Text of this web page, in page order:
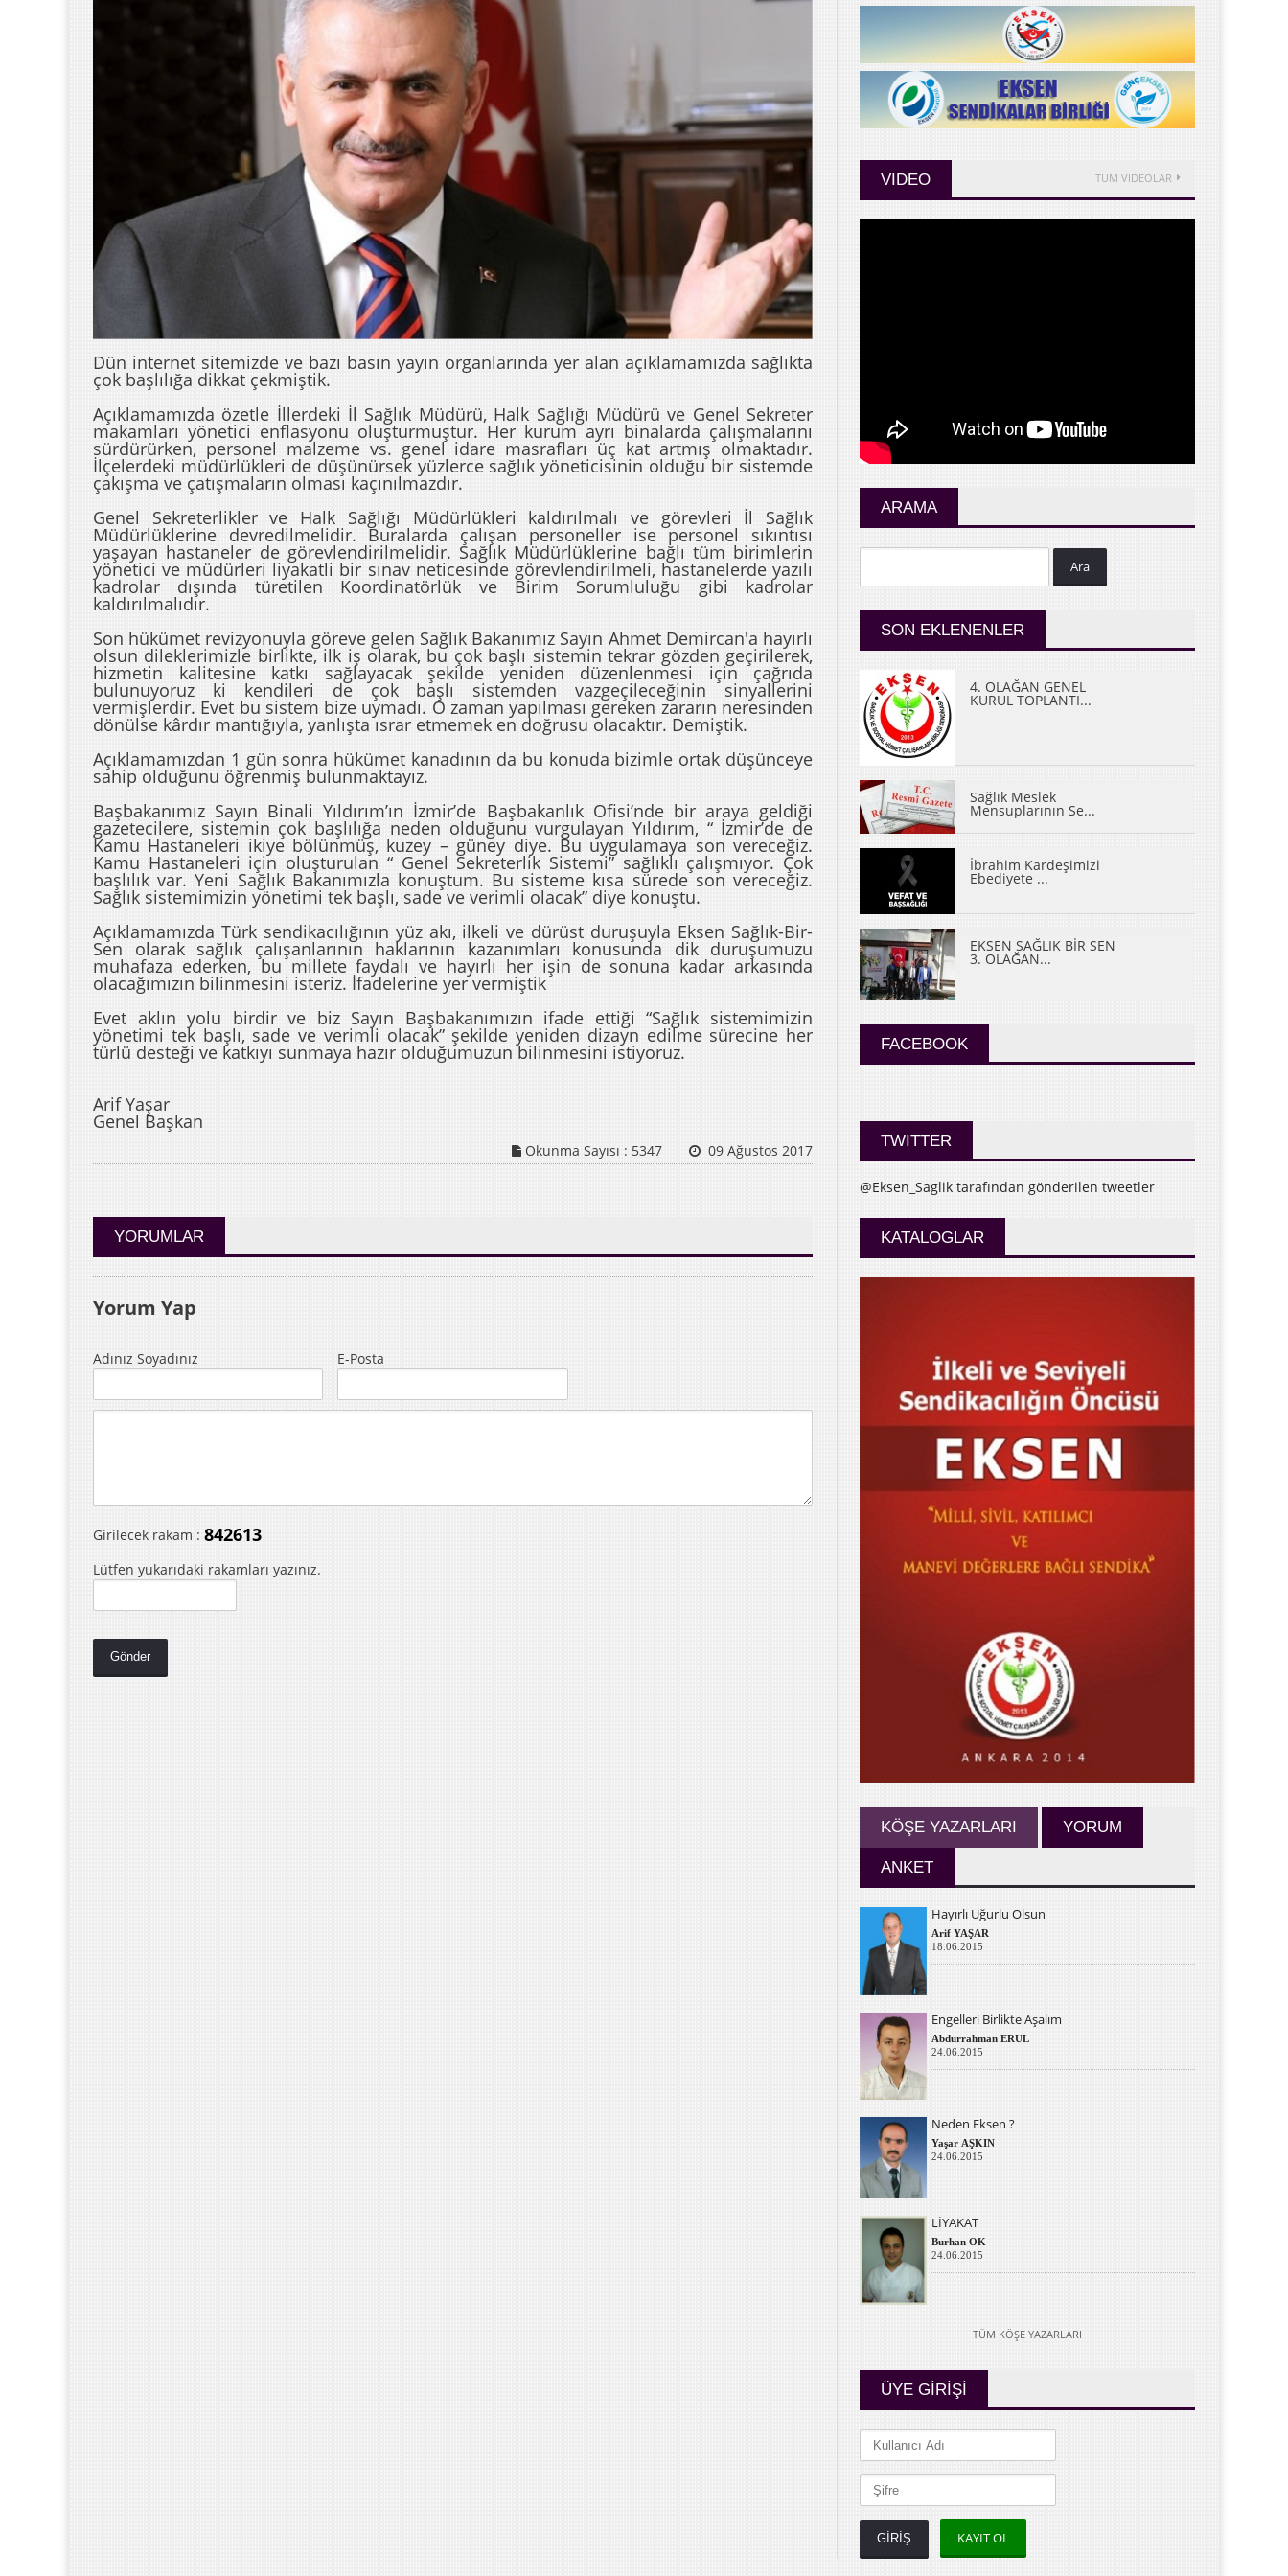
Dün internet sitemizde ve bazı basın yayın organlarında yer alan açıklamamızda sağlıkta
çok başlılığa dikkat çekmiştik.
Açıklamamızda özetle İllerdeki İl Sağlık Müdürü, Halk Sağlığı Müdürü ve Genel Sekreter
makamları yönetici enflasyonu oluşturmuştur. Her kurum ayrı binalarda çalışmalarını
sürdürürken, personel malzeme vs. genel idare masrafları üç kat artmış olmaktadır.
İlçelerdeki müdürlükleri de düşünürsek yüzlerce sağlık yöneticisinin olduğu bir sistemde
çakışma ve çatışmaların olması kaçınılmazdır.
Genel Sekreterlikler ve Halk Sağlığı Müdürlükleri kaldırılmalı ve görevleri İl Sağlık
Müdürlüklerine devredilmelidir. Buralarda çalışan personeller ise personel sıkıntısı
yaşayan hastaneler de görevlendirilmelidir. Sağlık Müdürlüklerine bağlı tüm birimlerin
yönetici ve müdürleri liyakatli bir sınav neticesinde görevlendirilmeli, hastanelerde yazılı
kadrolar dışında türetilen Koordinatörlük ve Birim Sorumluluğu gibi kadrolar
kaldırılmalıdır.
Son hükümet revizyonuyla göreve gelen Sağlık Bakanımız Sayın Ahmet Demircan'a hayırlı
olsun dileklerimizle birlikte, ilk iş olarak, bu çok başlı sistemin tekrar gözden geçirilerek,
hizmetin kalitesine katkı sağlayacak şekilde yeniden düzenlenmesi için çağrıda
bulunuyoruz ki kendileri de çok başlı sistemden vazgeçileceğinin sinyallerini
vermişlerdir. Evet bu sistem bize uymadı. O zaman yapılması gereken zararın neresinden
dönülse kârdır mantığıyla, yanlışta ısrar etmemek en doğrusu olacaktır. Demiştik.
Açıklamamızdan 1 gün sonra hükümet kanadının da bu konuda bizimle ortak düşünceye
sahip olduğunu öğrenmiş bulunmaktayız.
Başbakanımız Sayın Binali Yıldırım’ın İzmir’de Başbakanlık Ofisi’nde bir araya geldiği
gazetecilere, sistemin çok başlılığa neden olduğunu vurgulayan Yıldırım, “ İzmir’de de
Kamu Hastaneleri ikiye bölünmüş, kuzey – güney diye. Bu uygulamaya son vereceğiz.
Kamu Hastaneleri için oluşturulan “ Genel Sekreterlik Sistemi” sağlıklı çalışmıyor. Çok
başlılık var. Yeni Sağlık Bakanımızla konuştum. Bu sisteme kısa sürede son vereceğiz.
Sağlık sistemimizin yönetimi tek başlı, sade ve verimli olacak” diye konuştu.
Açıklamamızda Türk sendikacılığının yüz akı, ilkeli ve dürüst duruşuyla Eksen Sağlık-Bir-
Sen olarak sağlık çalışanlarının haklarının kazanımları konusunda dik duruşumuzu
muhafaza ederken, bu millete faydalı ve hayırlı her işin de sonuna kadar arkasında
olacağımızın bilinmesini isteriz. İfadelerine yer vermiştik
Evet aklın yolu birdir ve biz Sayın Başbakanımızın ifade ettiği “Sağlık sistemimizin
yönetimi tek başlı, sade ve verimli olacak” şekilde yeniden dizayn edilme sürecine her
türlü desteği ve katkıyı sunmaya hazır olduğumuzun bilinmesini istiyoruz.
Arif Yaşar
Genel Başkan
Okunma Sayısı : 5347 09 Ağustos 2017
YORUMLAR
Yorum Yap
Adınız Soyadınız E-Posta
Girilecek rakam : 842613
Lütfen yukarıdaki rakamları yazınız.
VIDEO TÜM VİDEOLAR
ARAMA
Ara
SON EKLENENLER
4. OLAĞAN GENEL
KURUL TOPLANTI...
Sağlık Meslek
Mensuplarının Se...
İbrahim Kardeşimizi
Ebediyete ...
EKSEN SAĞLIK BİR SEN
3. OLAĞAN...
FACEBOOK
TWITTER
@Eksen_Saglik tarafından gönderilen tweetler
KATALOGLAR
KÖŞE YAZARLARI YORUM
ANKET
Hayırlı Uğurlu Olsun
Arif YAŞAR
18.06.2015
Engelleri Birlikte Aşalım
Abdurrahman ERUL
24.06.2015
Neden Eksen ?
Yaşar AŞKIN
24.06.2015
LİYAKAT
Burhan OK
24.06.2015
TÜM KÖŞE YAZARLARI
ÜYE GİRİŞİ
KAYIT OL